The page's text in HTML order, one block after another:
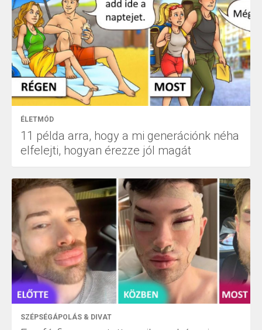
ÉLETMÓD
11 példa arra, hogy a mi generációnk néha
elfelejti, hogyan érezze jól magát
SZÉPSÉGÁPOLÁS & DIVAT